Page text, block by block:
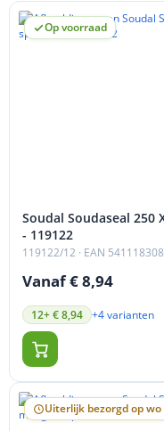
Op voorraad
Soudal Soudaseal
- 119122
119122/12 · EAN
Vanaf € 8,94
12+ € 8,94 +4 varianten
Uiterlijk bezorgd op